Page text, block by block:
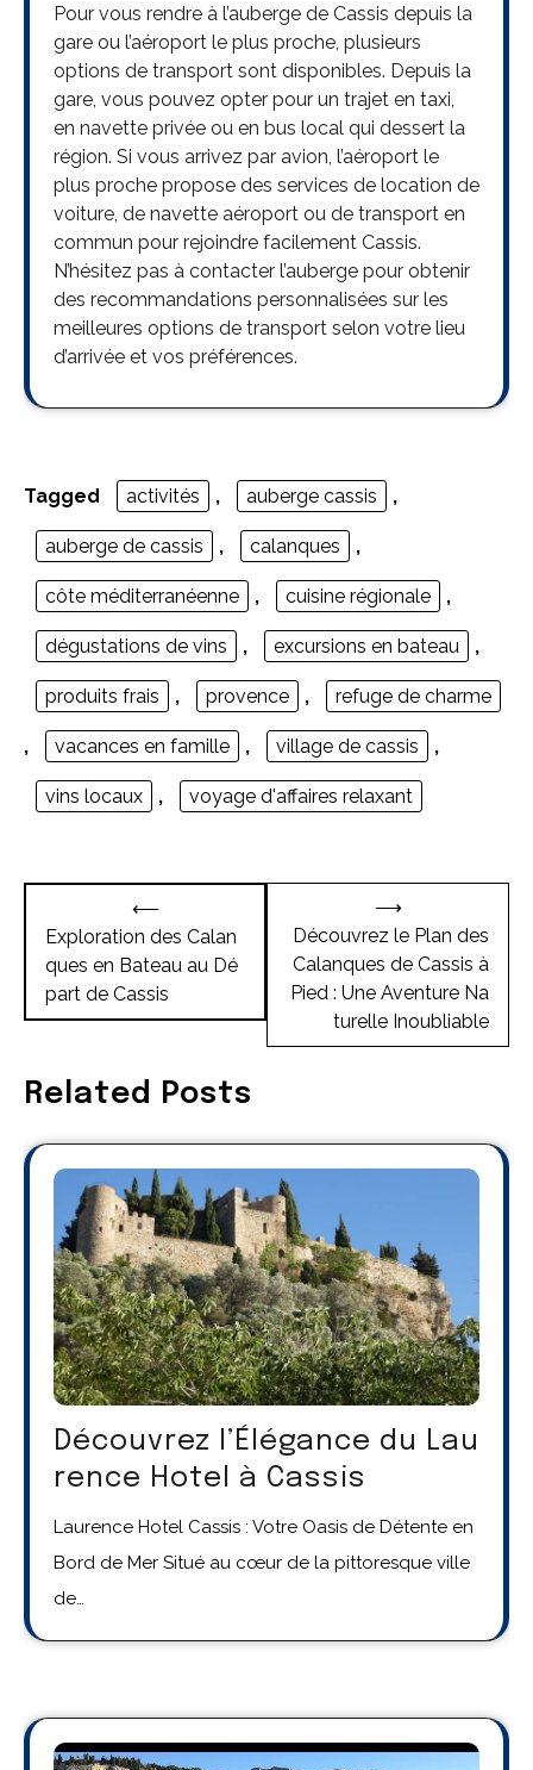
Pour vous rendre à l’auberge de Cassis depuis la
gare ou l’aéroport le plus proche, plusieurs
options de transport sont disponibles. Depuis la
gare, vous pouvez opter pour un trajet en taxi,
en navette privée ou en bus local qui dessert la
région. Si vous arrivez par avion, l’aéroport le
plus proche propose des services de location de
voiture, de navette aéroport ou de transport en
commun pour rejoindre facilement Cassis.
N’hésitez pas à contacter l’auberge pour obtenir
des recommandations personnalisées sur les
meilleures options de transport selon votre lieu
d’arrivée et vos préférences.
Tagged activités , auberge cassis ,
auberge de cassis , calanques ,
côte méditerranéenne , cuisine régionale ,
dégustations de vins , excursions en bateau ,
produits frais , provence , refuge de charme
, vacances en famille , village de cassis ,
vins locaux , voyage d'affaires relaxant
Navigation
de
l’article
⟵
Exploration des Calan
ques en Bateau au Dé
part de Cassis
Découvrez le Plan des
Calanques de Cassis à
Pied : Une Aventure Na
turelle Inoubliable
⟶
Related Posts
Découvrez l’Élégance du Lau
rence Hotel à Cassis
Laurence Hotel Cassis : Votre Oasis de Détente en
Bord de Mer Situé au cœur de la pittoresque ville
de…